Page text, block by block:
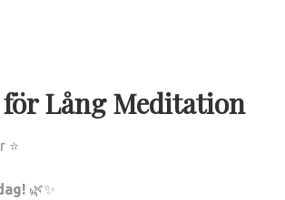
Lång Meditation
⭐
🌿✨